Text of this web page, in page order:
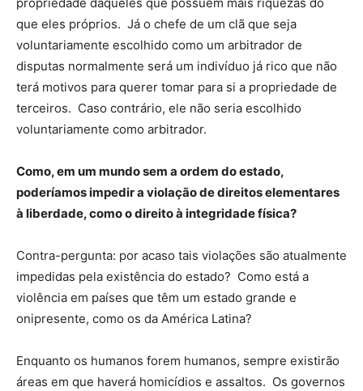
que eles próprios. Já o chefe de um clã que seja
voluntariamente escolhido como um arbitrador de
disputas normalmente será um indivíduo já rico que não
terá motivos para querer tomar para si a propriedade de
terceiros. Caso contrário, ele não seria escolhido
voluntariamente como arbitrador.
Como, em um mundo sem a ordem do estado,
poderíamos impedir a violação de direitos elementares
à liberdade, como o direito à integridade física?
Contra-pergunta: por acaso tais violações são atualmente
impedidas pela existência do estado? Como está a
violência em países que têm um estado grande e
onipresente, como os da América Latina?
Enquanto os humanos forem humanos, sempre existirão
áreas em que haverá homicídios e assaltos. Os governos